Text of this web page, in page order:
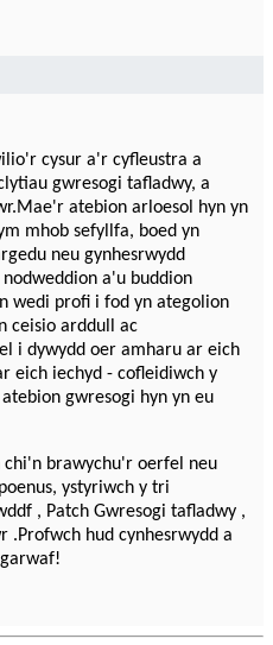
cysur a'r cyfleustra a
gwresogi tafladwy, a
atebion arloesol hyn yn
mhob sefyllfa, boed yn
neu gynhesrwydd
a'u buddion
wedi profi i fod yn ategolion
ceisio arddull ac
i dywydd oer amharu ar eich
eich iechyd - cofleidiwch y
gwresogi hyn yn eu
chi'n brawychu'r oerfel neu
ystyriwch y tri
, Patch Gwresogi tafladwy ,
.Profwch hud cynhesrwydd a